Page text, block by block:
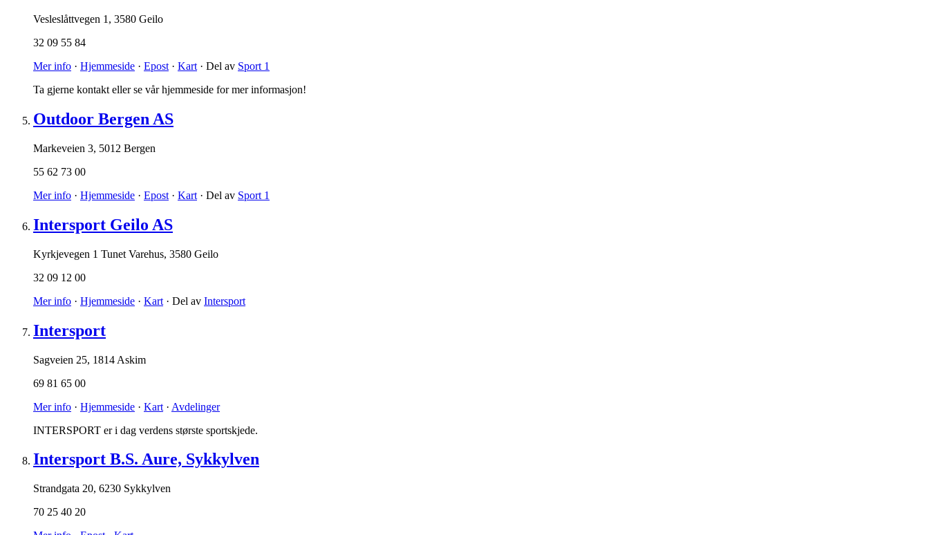
Vesleslåttvegen 1 , 3580 Geilo
32 09 55 84
Mer info · Hjemmeside · Epost · Kart · Del av Sport 1
Ta gjerne kontakt eller se vår hjemmeside for mer informasjon!
Outdoor Bergen AS
Markeveien 3, 5012 Bergen
55 62 73 00
Mer info · Hjemmeside · Epost · Kart · Del av Sport 1
Intersport Geilo AS
Kyrkjevegen 1 Tunet Varehus, 3580 Geilo
32 09 12 00
Mer info · Hjemmeside · Kart · Del av Intersport
Intersport
Sagveien 25, 1814 Askim
69 81 65 00
Mer info · Hjemmeside · Kart · Avdelinger
INTERSPORT er i dag verdens største sportskjede.
Intersport B.S. Aure, Sykkylven
Strandgata 20, 6230 Sykkylven
70 25 40 20